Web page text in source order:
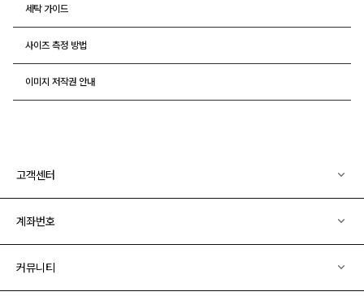
세탁 가이드
사이즈 측정 방법
이미지 저작권 안내
고객센터
계좌번호
커뮤니티